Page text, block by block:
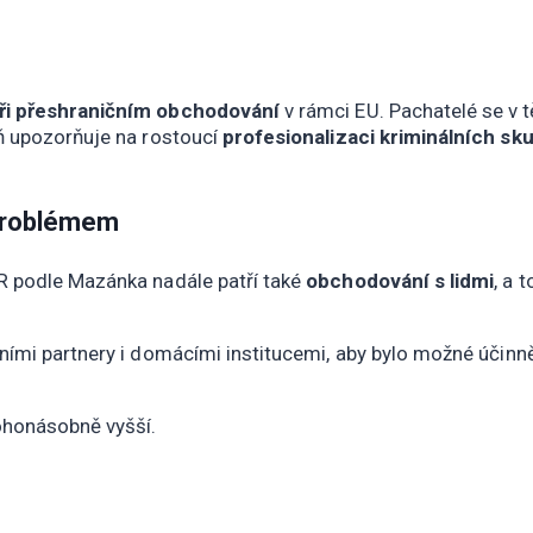
přeshraničním obchodování v rámci EU. Pachatelé se v
upozorňuje na rostoucí profesionalizaci kriminálních
podle Mazánka nadále patří také obchodování s lidmi, a
partnery i domácími institucemi, aby bylo možné
vyšší.